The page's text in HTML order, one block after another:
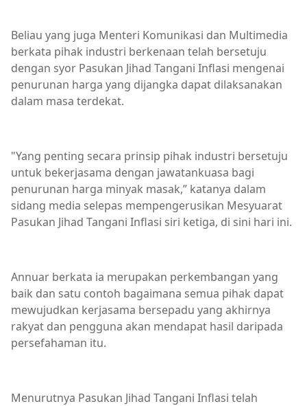
Beliau yang juga Menteri Komunikasi dan Multimedia
berkata pihak industri berkenaan telah bersetuju
dengan syor Pasukan Jihad Tangani Inflasi mengenai
penurunan harga yang dijangka dapat dilaksanakan
dalam masa terdekat.
"Yang penting secara prinsip pihak industri bersetuju
untuk bekerjasama dengan jawatankuasa bagi
penurunan harga minyak masak,” katanya dalam
sidang media selepas mempengerusikan Mesyuarat
Pasukan Jihad Tangani Inflasi siri ketiga, di sini hari ini.
Annuar berkata ia merupakan perkembangan yang
baik dan satu contoh bagaimana semua pihak dapat
mewujudkan kerjasama bersepadu yang akhirnya
rakyat dan pengguna akan mendapat hasil daripada
persefahaman itu.
Menurutnya Pasukan Jihad Tangani Inflasi telah